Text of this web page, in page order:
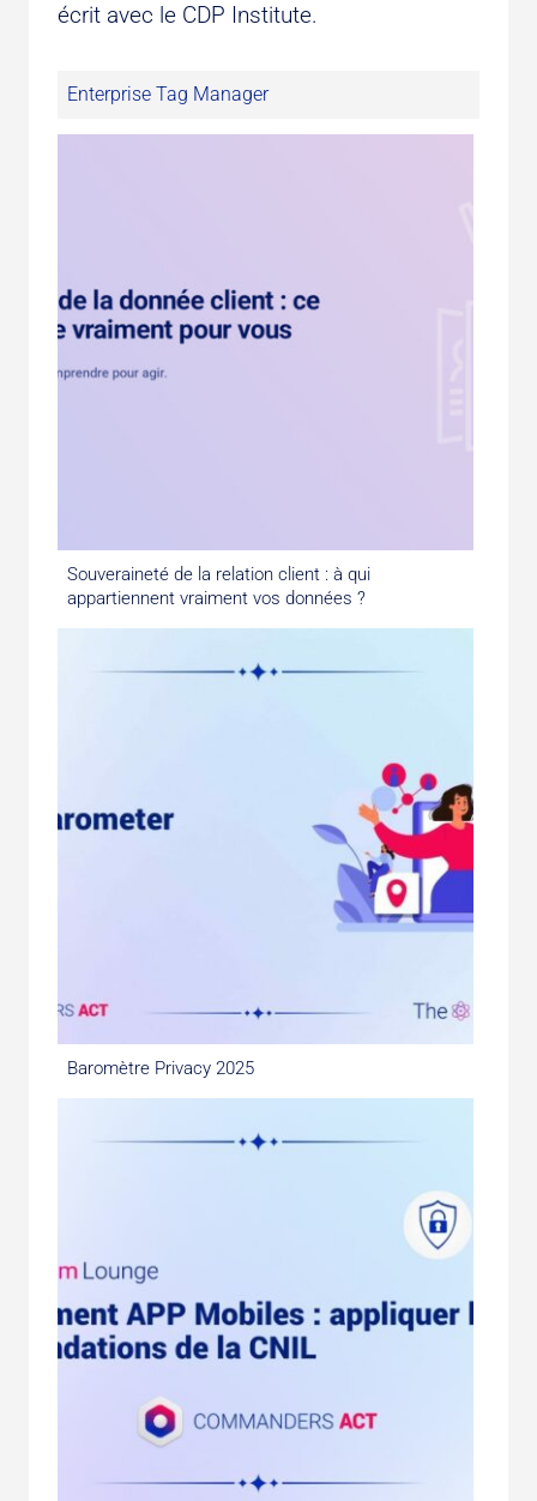
écrit avec le CDP Institute.
Enterprise Tag Manager
Souveraineté de la relation client : à qui
appartiennent vraiment vos données ?
Baromètre Privacy 2025